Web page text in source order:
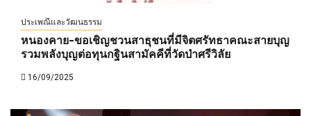
ประเพณีและวัฒนธรรม
หนองคาย-ขอเชิญชวนสาธุชนที่มีจิตศรัทธาคณะสายบุญ
รวมพลังบุญต่อทุนกฐินสามัคคีที่วัดป่าศรีวิลัย
16/09/2025